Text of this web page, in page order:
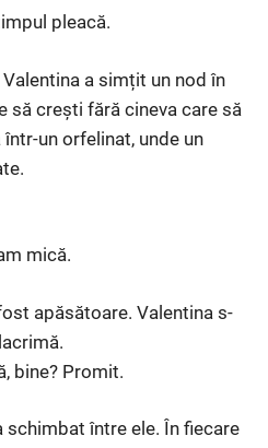
pleacă.
a simțit un nod în
să crești fără cineva care să
un orfelinat, unde un
mică.
apăsătoare. Valentina s-
bine? Promit.
schimbat între ele. În fiecare